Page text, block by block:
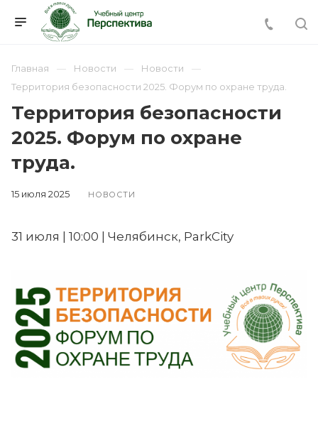
Главная Новости
Новости
Территория безопасности 2025. Форум по охране труда.
Территория безопасности
2025. Форум по охране
труда.
15 июля 2025 НОВОСТИ
31 июля | 10:00 | Челябинск, ParkCity